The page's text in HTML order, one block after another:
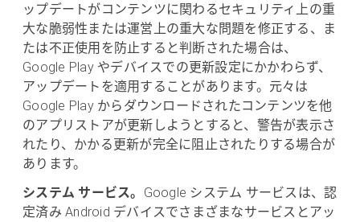
ップデートがコンテンツに関わるセキュリティ上の重
大な脆弱性または運営上の重大な問題を修正する、ま
たは不正使用を防止すると判断された場合は、
Google Play やデバイスでの更新設定にかかわらず、
アップデートを適用することがあります。元々は
Google Play からダウンロードされたコンテンツを他
のアプリストアが更新しようとすると、警告が表示さ
れたり、かかる更新が完全に阻止されたりする場合が
あります。
システム サービス。 Google システム サービスは、認
定済み Android デバイスでさまざまなサービスとアッ